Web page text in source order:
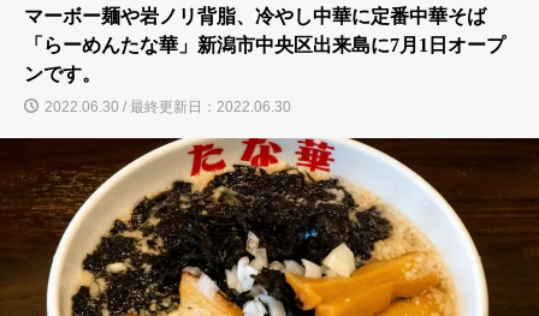
マーボー麺や岩ノリ背脂、冷やし中華に定番中華そば
「らーめんたな華」新潟市中央区出来島に7月1日オープ
ンです。
2022.06.30 / 最終更新日：2022.06.30